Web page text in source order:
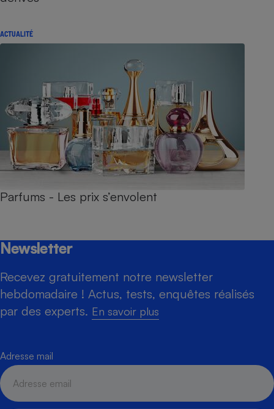
ACTUALITÉ
Parfums - Les prix s’envolent
Newsletter
Recevez gratuitement notre newsletter
hebdomadaire ! Actus, tests, enquêtes réalisés
par des experts. En savoir plus
Adresse mail